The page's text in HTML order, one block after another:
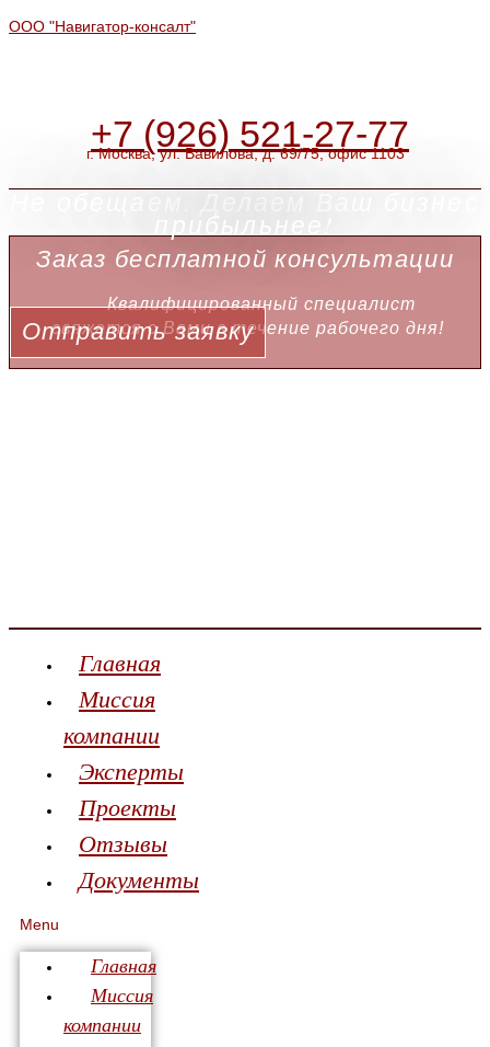
ООО "Навигатор-консалт"
+7 (926) 521-27-77
г. Москва, ул. Вавилова, д. 69/75, офис 1103
Не обещаем. Делаем Ваш бизнес
прибыльнее!
Заказ бесплатной консультации
Квалифицированный специалист
свяжется с Вами в течение рабочего дня!
Отправить заявку
Главная
Миссия
компании
Эксперты
Проекты
Отзывы
Документы
Menu
Главная
Миссия
компании